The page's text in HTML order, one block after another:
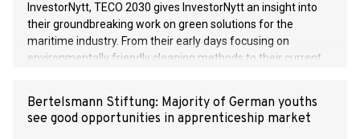
InvestorNytt, TECO 2030 gives InvestorNytt an insight into
their groundbreaking work on green solutions for the
maritime industry. From their early days focusing on
environmentally friendly cleaning methods to their current
maritime industry.
Bertelsmann Stiftung: Majority of German youths
see good opportunities in apprenticeship market